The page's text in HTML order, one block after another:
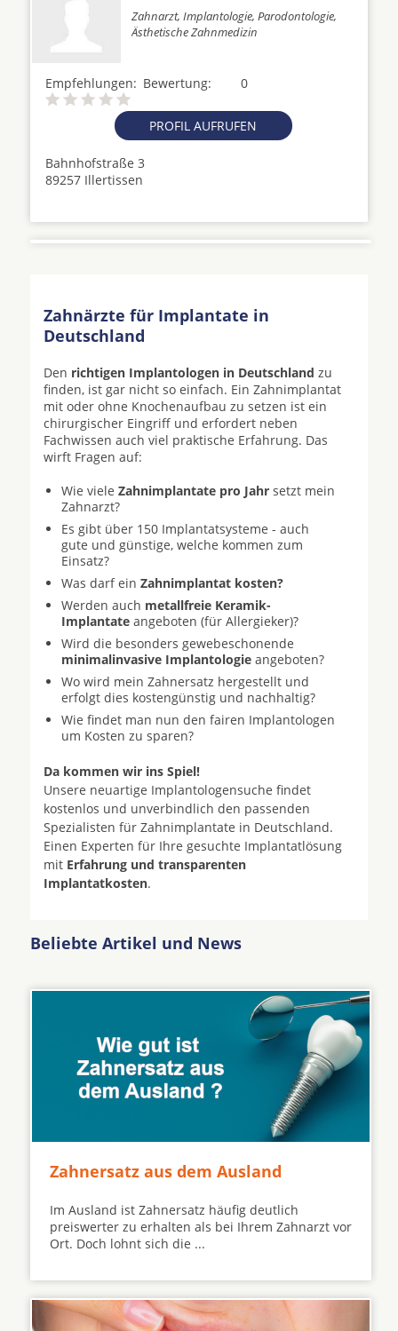
Zahnarzt, Implantologie, Parodontologie,
Ästhetische Zahnmedizin
Empfehlungen: 0
Bewertung:
PROFIL AUFRUFEN
Bahnhofstraße 3
89257 Illertissen
Zahnärzte für Implantate in
Deutschland
Den richtigen Implantologen in Deutschland zu
finden, ist gar nicht so einfach. Ein Zahnimplantat
mit oder ohne Knochenaufbau zu setzen ist ein
chirurgischer Eingriff und erfordert neben
Fachwissen auch viel praktische Erfahrung. Das
wirft Fragen auf:
Wie viele Zahnimplantate pro Jahr setzt mein
Zahnarzt?
Es gibt über 150 Implantatsysteme - auch
gute und günstige, welche kommen zum
Einsatz?
Was darf ein Zahnimplantat kosten?
Werden auch metallfreie Keramik-
Implantate angeboten (für Allergieker)?
Wird die besonders gewebeschonende
minimalinvasive Implantologie angeboten?
Wo wird mein Zahnersatz hergestellt und
erfolgt dies kostengünstig und nachhaltig?
Wie findet man nun den fairen Implantologen
um Kosten zu sparen?
Da kommen wir ins Spiel!
Unsere neuartige Implantologensuche findet
kostenlos und unverbindlich den passenden
Spezialisten für Zahnimplantate in Deutschland.
Einen Experten für Ihre gesuchte Implantatlösung
mit Erfahrung und transparenten
Implantatkosten.
Beliebte Artikel und News
Zahnersatz aus dem Ausland
Im Ausland ist Zahnersatz häufig deutlich
preiswerter zu erhalten als bei Ihrem Zahnarzt vor
Ort. Doch lohnt sich die ...